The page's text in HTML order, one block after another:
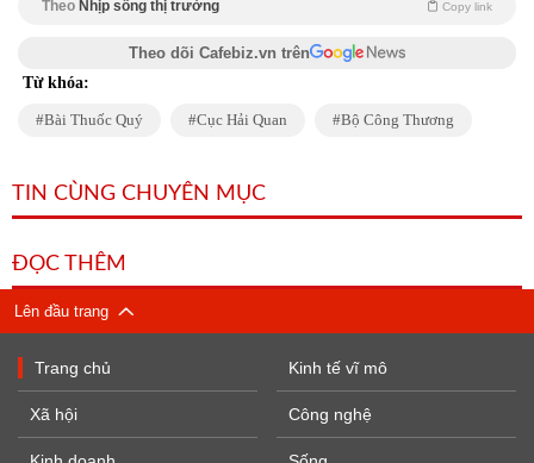
Theo Nhịp sống thị trường Copy link
Theo dõi Cafebiz.vn trên
Từ khóa:
Bài Thuốc Quý Cục Hải Quan Bộ Công Thương
TIN CÙNG CHUYÊN MỤC
ĐỌC THÊM
Lên đầu trang
Trang chủ
Xã hội
Kinh tế vĩ mô
Công nghệ